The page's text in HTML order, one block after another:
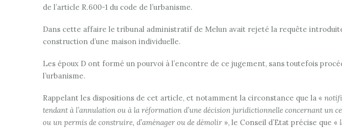
de l’article R.600-1 du code de l’urbanisme.
Dans cette affaire le tribunal administratif de Melun avait rejeté la requête
construction d’une maison individuelle.
Les époux D ont formé un pourvoi à l’encontre de ce jugement, sans toutefois
l’urbanisme.
Rappelant les dispositions de cet article, et notamment la circonstance que la «
tendant à l’annulation ou à la réformation d’une décision juridictionnelle concernant un
ou un permis de construire, d’aménager ou de démolir », le Conseil d’Etat précise que «